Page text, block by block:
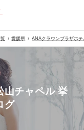
愛媛県 ANAクラウンプラザホ
山チャペル 挙
グ